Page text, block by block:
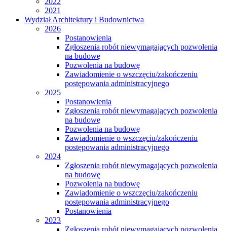
2021
Wydział Architektury i Budownictwa
2026
Postanowienia
Zgłoszenia robót niewymagających pozwolenia
na budowę
Pozwolenia na budowę
Zawiadomienie o wszczęciu/zakończeniu
postępowania administracyjnego
2025
Postanowienia
Zgłoszenia robót niewymagających pozwolenia
na budowę
Pozwolenia na budowę
Zawiadomienie o wszczęciu/zakończeniu
postępowania administracyjnego
2024
Zgłoszenia robót niewymagających pozwolenia
na budowę
Pozwolenia na budowę
Zawiadomienie o wszczęciu/zakończeniu
postępowania administracyjnego
Postanowienia
2023